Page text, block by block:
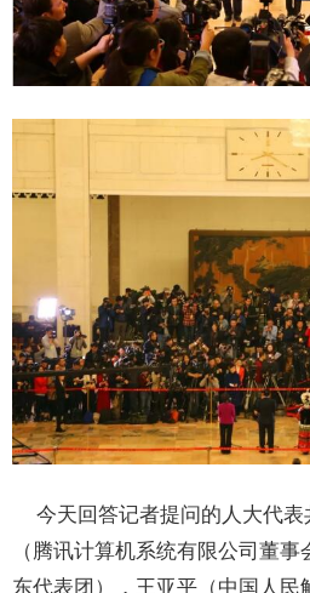
今天回答记者提问的人大代表
（腾讯计算机系统有限公司董
东代表团），王亚平（中国人民